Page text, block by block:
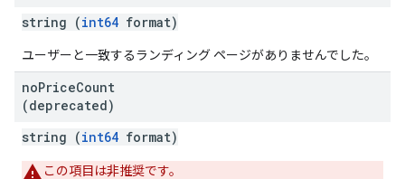
string (int64 format)
ユーザーと一致するランディング ページがありませんでした。
noPriceCount
(deprecated)
string (int64 format)
この項目は非推奨です。